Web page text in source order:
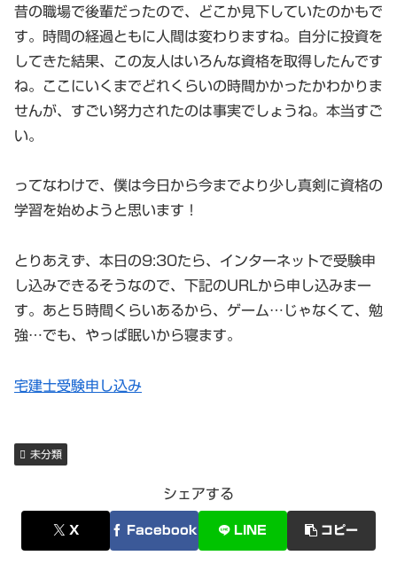
昔の職場で後輩だったので、どこか見下していたのかもで
す。時間の経過ともに人間は変わりますね。自分に投資を
してきた結果、この友人はいろんな資格を取得したんです
ね。ここにいくまでどれくらいの時間かかったかわかりま
せんが、すごい努力されたのは事実でしょうね。本当すご
い。
ってなわけで、僕は今日から今までより少し真剣に資格の
学習を始めようと思います！
とりあえず、本日の9:30たら、インターネットで受験申
し込みできるそうなので、下記のURLから申し込みまー
す。あと５時間くらいあるから、ゲーム…じゃなくて、勉
強…でも、やっぱ眠いから寝ます。
宅建士受験申し込み
未分類
シェアする
X Facebook LINE コピー